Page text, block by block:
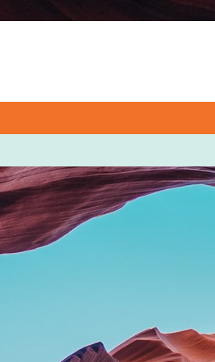
id
erat, facilisis ut
orci ipsum